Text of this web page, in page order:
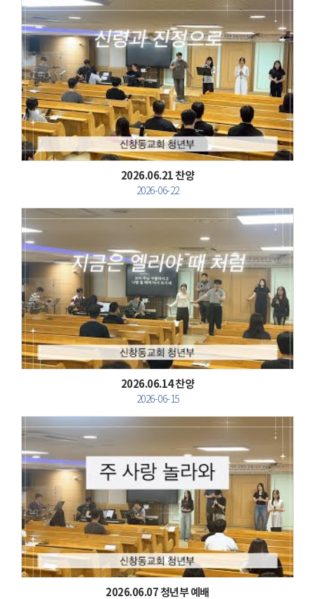
Views
2026.06.21 찬양
2026-06-22
Views
2026.06.14 찬양
2026-06-15
Views
2026.06.07 청년부 예배